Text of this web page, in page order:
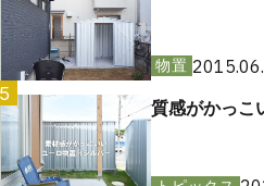
物置
質感がかっこ